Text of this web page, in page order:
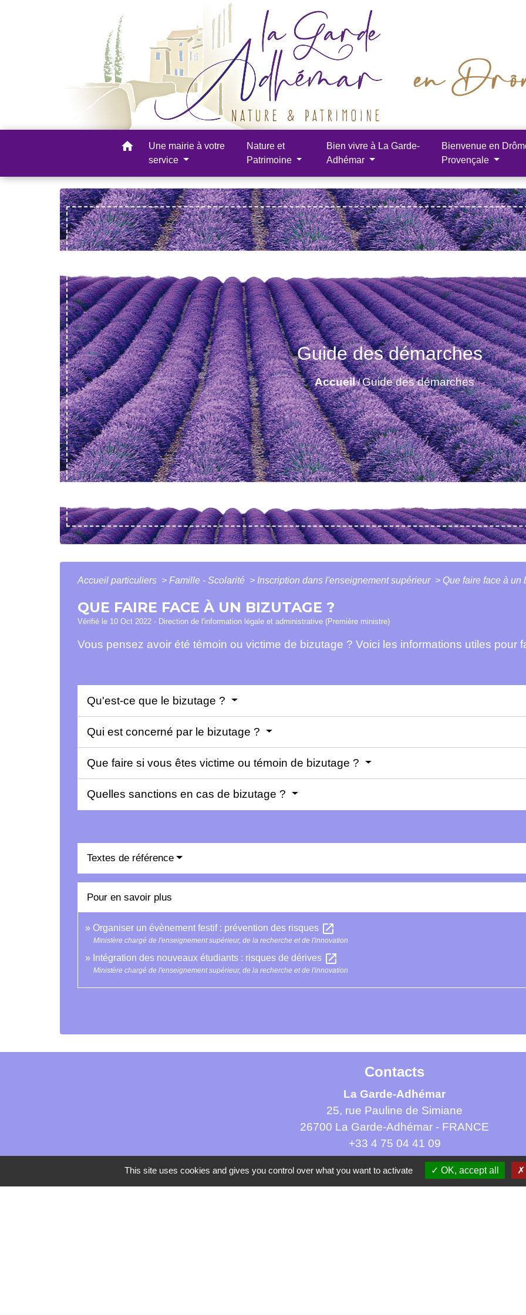
home
Une mairie à votre
service
Nature et
Patrimoine
Bien vivre à La Garde-
Adhémar
Bienvenue en
Provençale
Guide des démarches
Accueil/Guide des démarches
Accueil particuliers > Famille - Scolarité > Inscription dans l'enseignement supérieur > Que faire face à un
QUE FAIRE FACE À UN BIZUTAGE ?
Vérifié le 10 Oct 2022 - Direction de l'information légale et administrative (Première ministre)
Vous pensez avoir été témoin ou victime de bizutage ? Voici les informations utiles pour
Qu'est-ce que le bizutage ?
Qui est concerné par le bizutage ?
Que faire si vous êtes victime ou témoin de bizutage ?
Quelles sanctions en cas de bizutage ?
Textes de référence
Pour en savoir plus
Organiser un évènement festif : prévention des risques open_in_new
Ministère chargé de l'enseignement supérieur, de la recherche et de l'innovation
Intégration des nouveaux étudiants : risques de dérives open_in_new
Ministère chargé de l'enseignement supérieur, de la recherche et de l'innovation
Contacts
La Garde-Adhémar
25, rue Pauline de Simiane
26700 La Garde-Adhémar - FRANCE
+33 4 75 04 41 09
Contact par formulaire
This site uses cookies and gives you control over what you want to activate OK, accept all